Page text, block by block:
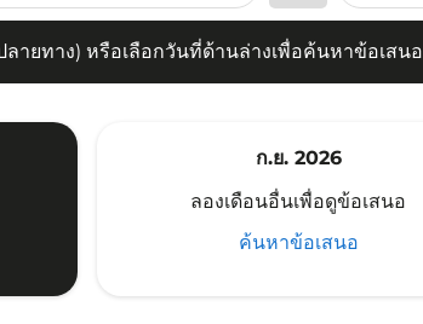
ายทาง) หรือเลือกวันที่ด้านล่างเพื่อค้นหาข้อเสนอ
ก.ย. 2026
ลองเดือนอื่นเพื่อดูข้อเสนอ
ค้นหาข้อเสนอ